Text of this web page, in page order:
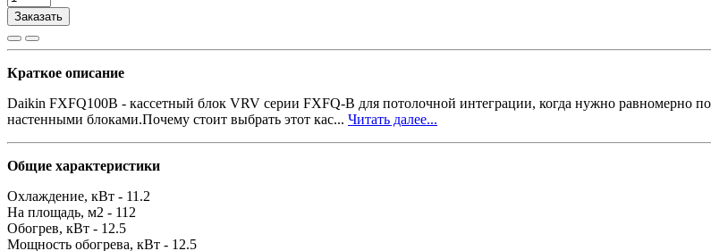
Заказать
Краткое описание
Daikin FXFQ100B - кассетный блок VRV серии FXFQ-B для потолочной интеграции, когда нужно равномерно
настенными блоками.Почему стоит выбрать этот кас... Читать далее...
Общие характеристики
Охлаждение, кВт - 11.2
На площадь, м2 - 112
Обогрев, кВт - 12.5
Мощность обогрева, кВт - 12.5